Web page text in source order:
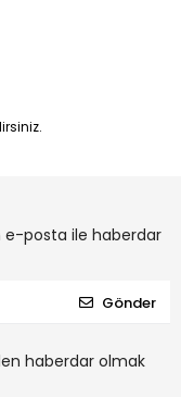
e-posta ile haberdar
Gönder
haberdar olmak